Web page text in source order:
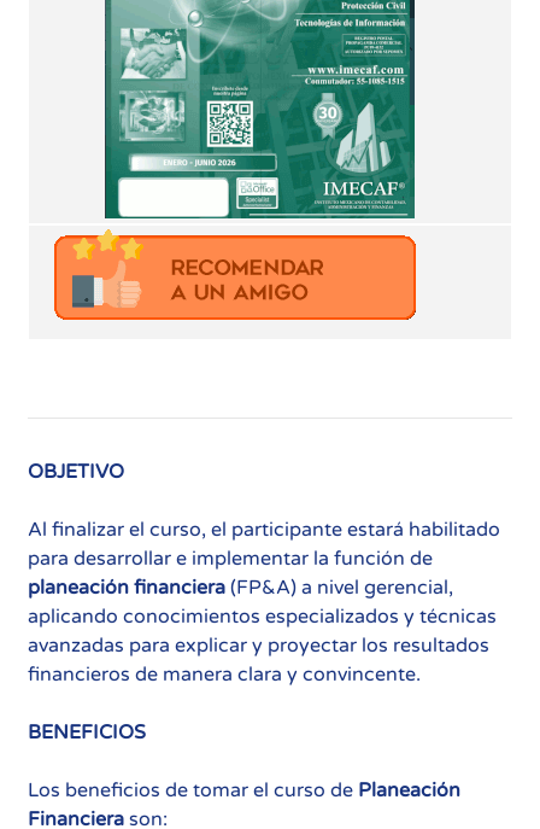
OBJETIVO
Al finalizar el curso, el participante estará habilitado
para desarrollar e implementar la función de
planeación financiera (FP&A) a nivel gerencial,
aplicando conocimientos especializados y técnicas
avanzadas para explicar y proyectar los resultados
financieros de manera clara y convincente.
BENEFICIOS
Los beneficios de tomar el curso de Planeación
Financiera son: